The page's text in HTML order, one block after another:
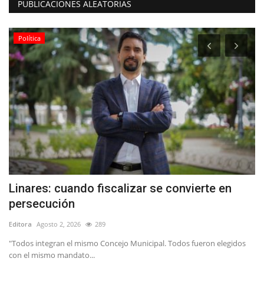
PUBLICACIONES ALEATORIAS
Política
Linares: cuando fiscalizar se convierte en
persecución
Editora Agosto 2, 2026 289
"Todos integran el mismo Concejo Municipal. Todos fueron elegidos
con el mismo mandato...